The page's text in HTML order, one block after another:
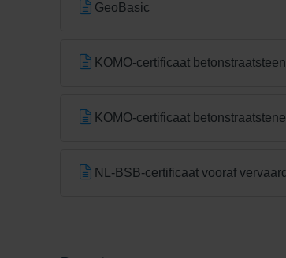
GeoBasic
KOMO-certificaat
KOMO-certificaat
NL-BSB-certificaat vooraf